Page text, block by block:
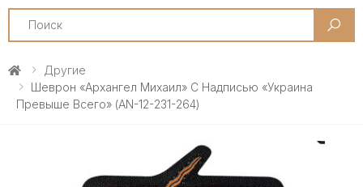
Search
Другие
Шеврон «Архангел Михаил» С Надписью «Украина
Превыше Всего» (AN-12-231-264)